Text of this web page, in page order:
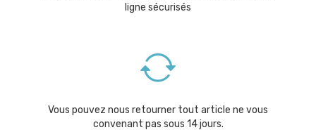
ligne sécurisés
Vous pouvez nous retourner tout article ne vous
convenant pas sous 14 jours.